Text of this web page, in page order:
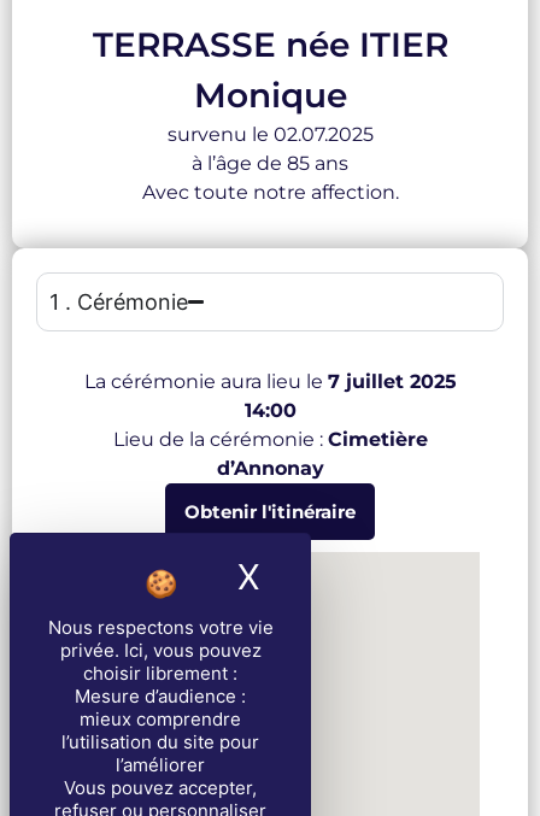
Nous respectons votre vie
privée. Ici, vous pouvez
choisir librement :
Mesure d’audience :
mieux comprendre
l’utilisation du site pour
l’améliorer
Vous pouvez accepter,
refuser ou personnaliser
X
TERRASSE née ITIER
Monique
survenu le 02.07.2025
à l’âge de 85 ans
Avec toute notre affection.
1 . Cérémonie
La cérémonie aura lieu le 7 juillet 2025
14:00
Lieu de la cérémonie : Cimetière
d’Annonay
Obtenir l'itinéraire